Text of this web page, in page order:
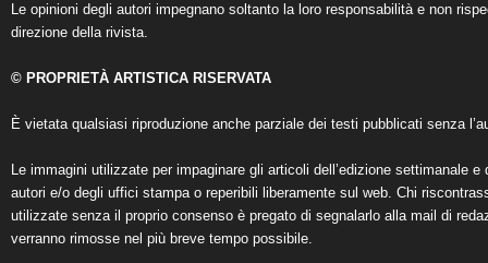
Le opinioni degli autori impegnano soltanto la loro responsabilità e non
direzione della rivista.
© PROPRIETÀ ARTISTICA RISERVATA
È vietata qualsiasi riproduzione anche parziale dei testi pubblicati senza
Le immagini utilizzate per impaginare gli articoli dell’edizione settimanale
autori e/o degli uffici stampa o reperibili liberamente sul web. Chi
utilizzate senza il proprio consenso è pregato di segnalarlo alla mail di
verranno rimosse nel più breve tempo possibile.